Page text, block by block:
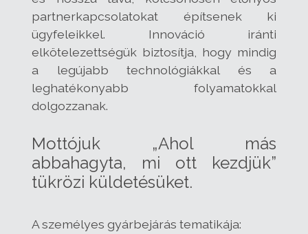
partnerkapcsolatokat építsenek ki
ügyfeleikkel. Innováció iránti
elkötelezettségük biztosítja, hogy mindig
a legújabb technológiákkal és a
leghatékonyabb folyamatokkal
dolgozzanak.
Mottójuk „Ahol más
abbahagyta, mi ott kezdjük”
tükrözi küldetésüket.
A személyes gyárbejárás tematikája: